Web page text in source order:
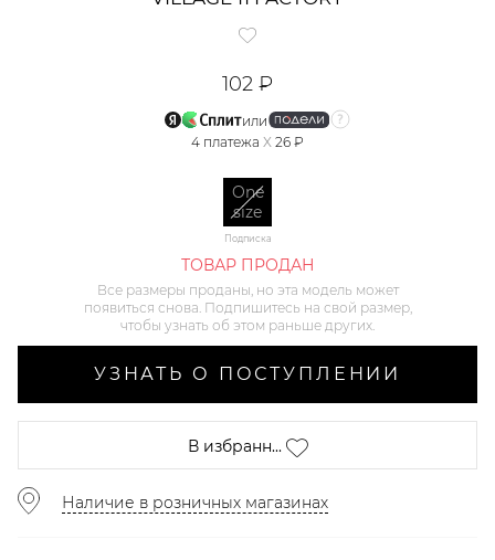
102 ₽
или
4 платежа X 26 ₽
One
size
Подписка
ТОВАР ПРОДАН
Все размеры проданы, но эта модель может
появиться снова. Подпишитесь на свой размер,
чтобы узнать об этом раньше других.
УЗНАТЬ О ПОСТУПЛЕНИИ
В избранн...
Наличие в розничных магазинах